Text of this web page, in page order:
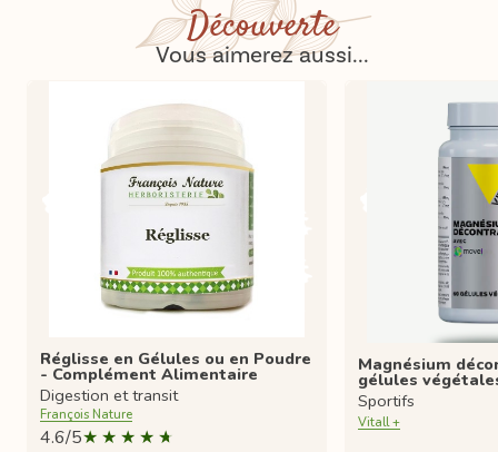
Découverte
Vous aimerez aussi...
Réglisse en Gélules ou en Poudre
- Complément Alimentaire
Digestion et transit
François Nature
4.6/5
Magnésium
gélules
Sportifs
Vitall +